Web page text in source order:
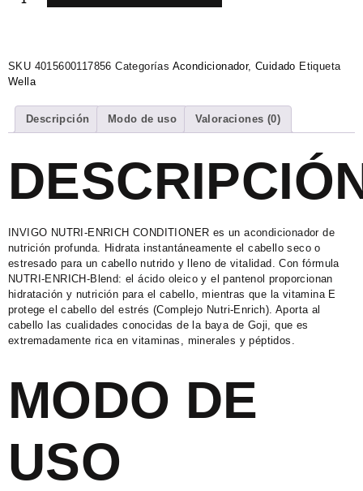
SKU 4015600117856Categorías Acondicionador,Cuidado Etiqueta
Wella
Descripción Modo de uso Valoraciones (0)
INVIGO NUTRI-ENRICH CONDITIONER es un acondicionador de
nutrición profunda. Hidrata instantáneamente el cabello seco o
estresado para un cabello nutrido y lleno de vitalidad. Con fórmula
NUTRI-ENRICH-Blend: el ácido oleico y el pantenol proporcionan
hidratación y nutrición para el cabello, mientras que la vitamina E
protege el cabello del estrés (Complejo Nutri-Enrich). Aporta al
cabello las cualidades conocidas de la baya de Goji, que es
extremadamente rica en vitaminas, minerales y péptidos.
MODO DE
USO